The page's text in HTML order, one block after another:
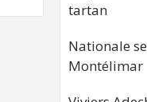
tartan
Nationale
Montélimar